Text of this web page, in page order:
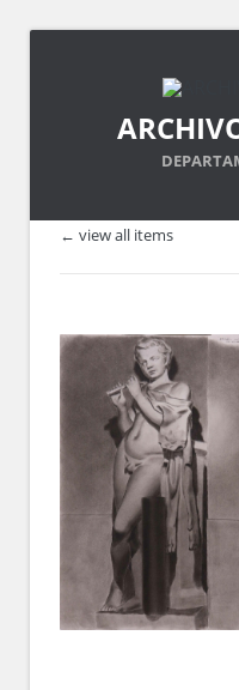
← view all items